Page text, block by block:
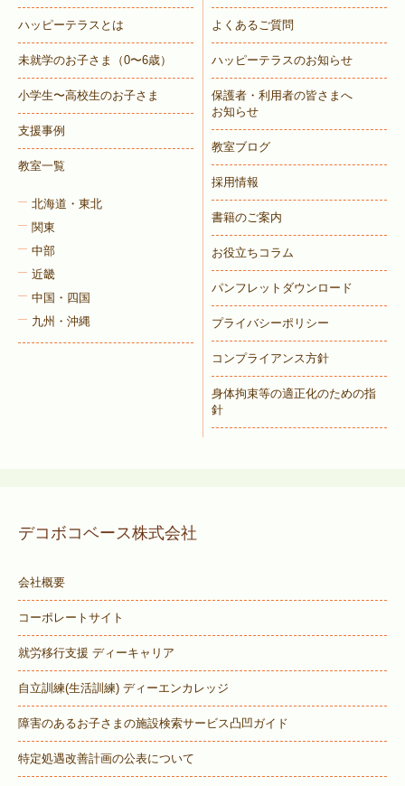
ハッピーテラスとは
未就学のお子さま （0〜6歳）
小学生〜高校生のお子さま
支援事例
教室一覧
北海道・東北
関東
中部
近畿
中国・四国
九州・沖縄
よくあるご質問
ハッピーテラスのお知らせ
保護者・利用者の皆さまへ
お知らせ
教室ブログ
採用情報
書籍のご案内
お役立ちコラム
パンフレットダウンロード
プライバシーポリシー
コンプライアンス方針
身体拘束等の適正化のための指
針
デコボコベース株式会社
会社概要
コーポレートサイト
就労移行支援 ディーキャリア
自立訓練(生活訓練) ディーエンカレッジ
障害のあるお子さまの施設検索サービス凸凹ガイド
特定処遇改善計画の公表について